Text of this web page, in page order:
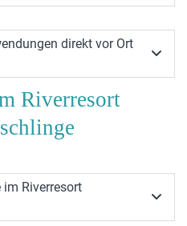
direkt vor Ort

Riverresort
im Riverresort
